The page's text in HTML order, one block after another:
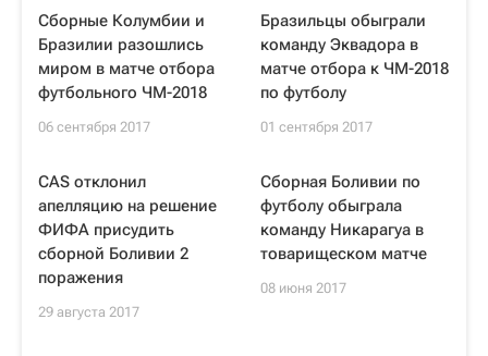
Сборные Колумбии и
Бразилии разошлись
миром в матче отбора
футбольного ЧМ-2018
06 сентября 2017
Бразильцы обыграли
команду Эквадора в
матче отбора к ЧМ-2018
по футболу
01 сентября 2017
CAS отклонил
апелляцию на решение
ФИФА присудить
сборной Боливии 2
поражения
29 августа 2017
Сборная Боливии по
футболу обыграла
команду Никарагуа в
товарищеском матче
08 июня 2017